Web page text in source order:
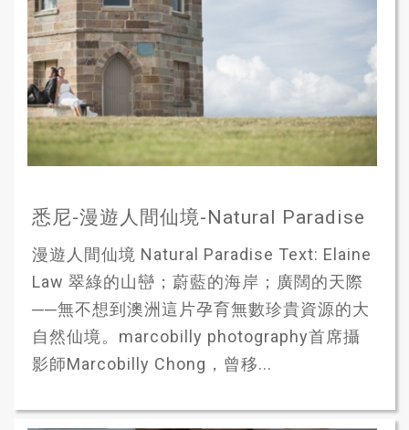
悉尼-漫遊人間仙境-Natural Paradise
漫遊人間仙境 Natural Paradise Text: Elaine
Law 翠綠的山巒；蔚藍的海岸；廣闊的天際
──無不想到澳洲這片孕育無數珍貴資源的大
自然仙境。marcobilly photography首席攝
影師Marcobilly Chong，曾移...